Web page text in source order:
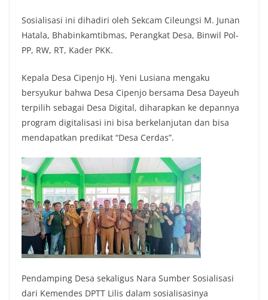
Sosialisasi ini dihadiri oleh Sekcam Cileungsi M. Junan
Hatala, Bhabinkamtibmas, Perangkat Desa, Binwil Pol-
PP, RW, RT, Kader PKK.
Kepala Desa Cipenjo Hj. Yeni Lusiana mengaku
bersyukur bahwa Desa Cipenjo bersama Desa Dayeuh
terpilih sebagai Desa Digital, diharapkan ke depannya
program digitalisasi ini bisa berkelanjutan dan bisa
mendapatkan predikat “Desa Cerdas”.
Pendamping Desa sekaligus Nara Sumber Sosialisasi
dari Kemendes DPTT Lilis dalam sosialisasinya